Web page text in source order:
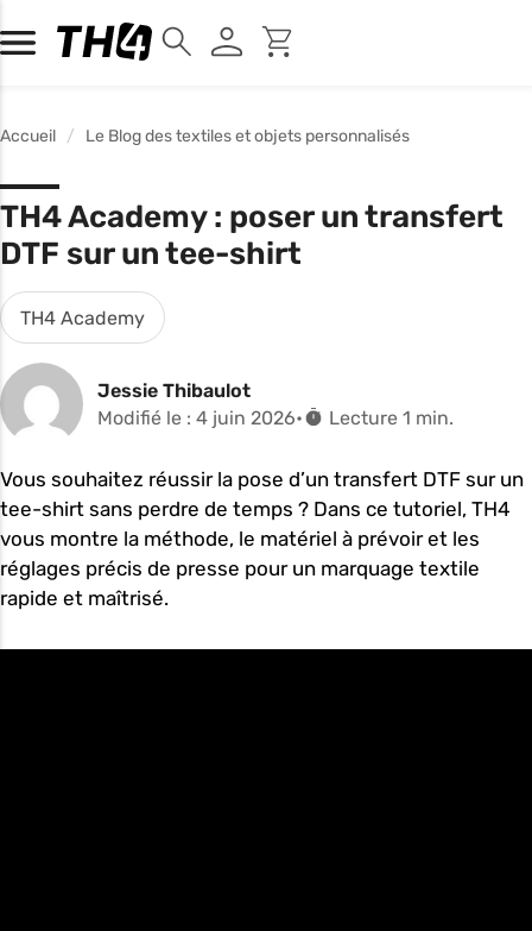
Accueil Le Blog des textiles et objets personnalisés
TH4 Academy : poser un transfert
DTF sur un tee-shirt
TH4 Academy
Jessie Thibaulot
Modifié le : 4 juin 2026
Lecture 1 min.
Vous souhaitez réussir la pose d’un transfert DTF sur un
tee-shirt sans perdre de temps ? Dans ce tutoriel, TH4
vous montre la méthode, le matériel à prévoir et les
réglages précis de presse pour un marquage textile
rapide et maîtrisé.